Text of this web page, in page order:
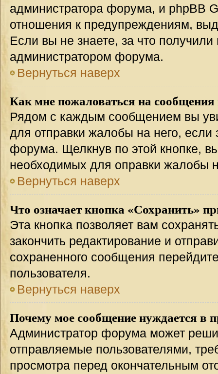
администратора форума, и phpBB
отношения к предупреждениям,
Если вы не знаете, за что
администратором форума.
Вернуться наверх
Как мне пожаловаться на сообщения
Рядом с каждым сообщением вы
для отправки жалобы на него,
форума. Щелкнув по этой кнопке,
необходимых для оправки жалобы
Вернуться наверх
Что означает кнопка «Сохранить»
Эта кнопка позволяет вам
закончить редактирование и
сохраненного сообщения
пользователя.
Вернуться наверх
Почему мое сообщение нуждается в
Администратор форума может
отправляемые пользователями,
просмотра перед окончательным